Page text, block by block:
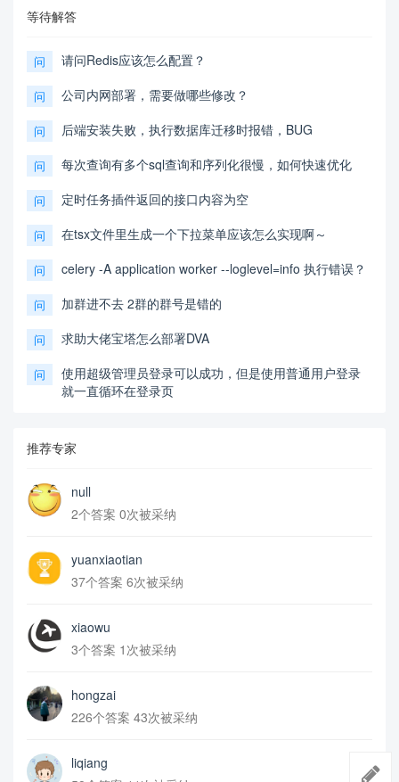
等待解答
问 请问Redis应该怎么配置？
问 公司内网部署，需要做哪些修改？
问 后端安装失败，执行数据库迁移时报错，BUG
问 每次查询有多个sql查询和序列化很慢，如何快速优化
问 定时任务插件返回的接口内容为空
问 在tsx文件里生成一个下拉菜单应该怎么实现啊～
问 celery -A application worker --loglevel=info 执行错误？
问 加群进不去 2群的群号是错的
问 求助大佬宝塔怎么部署DVA
问
使用超级管理员登录可以成功，但是使用普通用户登录
就一直循环在登录页
推荐专家
null
2个答案 0次被采纳
yuanxiaotian
37个答案 6次被采纳
xiaowu
3个答案 1次被采纳
hongzai
226个答案 43次被采纳
liqiang